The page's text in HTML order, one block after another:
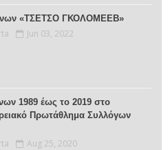
«ΤΣΕΤΣΟ ΓΚΟΛΟΜΕΕΒ»
Jun 03, 2022
1989 έως το 2019 στο
Πρωτάθλημα Συλλόγων
Aug 25, 2020